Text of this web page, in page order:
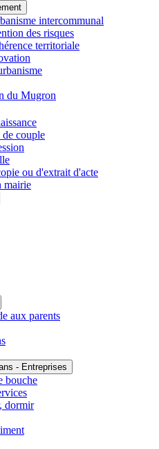
intercommunal
des risques
territoriale
du Mugron
couple
ou d'extrait d'acte
mairie
aux parents
- Entreprises
bouche
dormir